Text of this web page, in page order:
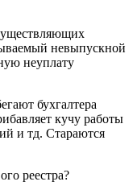
невыпускной
неуплату
бухгалтера
кучу работы
и тд. Стараются
реестра?